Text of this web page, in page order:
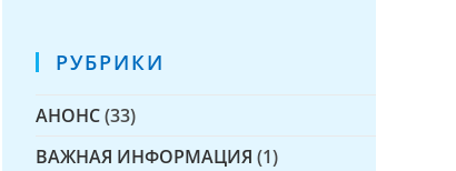
РУБРИКИ
АНОНС(33)
ВАЖНАЯ ИНФОРМАЦИЯ (1)